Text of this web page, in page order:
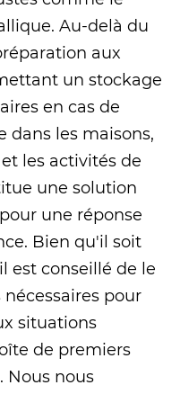
Au-delà du
aux
un stockage
en cas de
dans les maisons,
les activités de
une solution
une réponse
Bien qu'il soit
est conseillé de le
pour
situations
de premiers
. Nous nous